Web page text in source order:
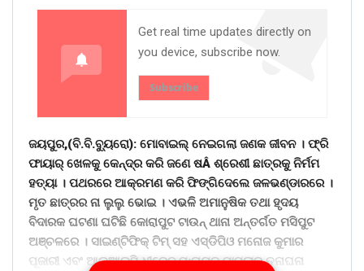
Get real time updates directly on
you device, subscribe now.
Subscribe
ଜୟପୁର,(ବି.ବି.ବୁ୍ୟରୋ): ମୋବାଇଲ୍ ନେଇଗଲା ଜଣକ ଜୀବନ । ଫ୍ରି
ଫାୟାର୍ ଖେଳକୁ କେନ୍ଦ୍ର କରି ଜଣେ ଷÂ ଶ୍ରେଶୀ ଛାତ୍ରକୁ ନିର୍ମମ
ହତ୍ୟା । ପଥରରେ ଆକ୍ରମଣ କରି ଫିଙ୍ଗିଦେଲେ ଜଳଭଣ୍ଡାରରେ ।
ମୃତ ଛାତ୍ରର ନା ଲୁଲୁ ଭୋଇ । ଏଭଳି ଅମାନୁଷିକ ତଥା ହୃଦୟ
ବିଦାରକ ଘଟଣା ଘଟିଛି କୋରାପୁଟ ଟାଉନ୍ ଥାନା ଅନ୍ତର୍ଗତ ମସିପୁଟ
ଅଞ୍ଚଳରେ । ସାଇଣ୍ଟିଫିକ୍ ଟିମ୍ ସହ ଏସ୍ଡିପିଓ ମନୋଜ କୁମାର
ପୂଜାରୀ ଏବଂ ଆଇଆଇସି ଧୀରେନ ପ;ନାୟକ ମାମଲାର ତନାଘନା